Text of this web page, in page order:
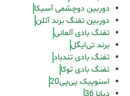
دوربین دوچشمی آسیکا
دوربین تفنگ برند آتلن
تفنگ بادی آلمانی
برند تی‌ایگل
تفنگ بادی تندباد
تفنگ بادی توکا
اسنوپیک پی‌پی20